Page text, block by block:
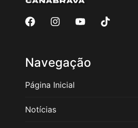
Navegação
Página Inicial
Notícias